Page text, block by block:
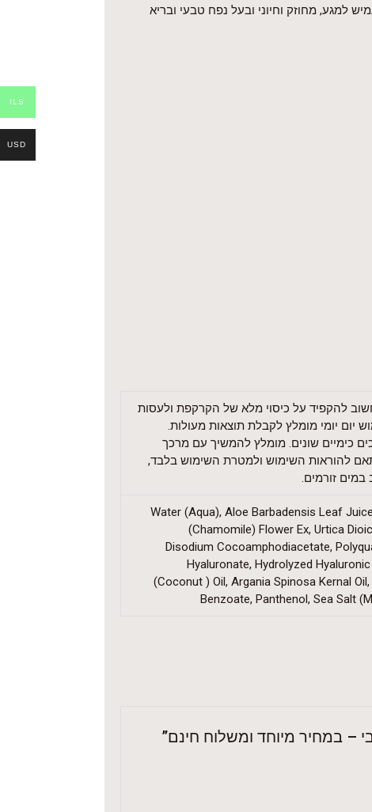
למגע, מחוזק וחיוני ובעל נפח טבעי ובריא
להקפיד על כיסוי מלא של הקרקפת ולעסות
יום יומי מומלץ לקבלת תוצאות מעולות.
כימיים שונים. מומלץ להמשיך עם מרכך
להוראות השימוש ולמטרת השימוש בלבד,
זורמים.
Water (Aqua), Aloe Barbadensis Leaf
(Chamomile) Flower Ex, Urtica
Disodium Cocoamphodiacetate,
Hyaluronate, Hydrolyzed
(Coconut ) Oil, Argania Spinosa Kernal
Benzoate, Panthenol, Sea Salt
– במחיר מיוחד ומשלוח חינם”
ILS
USD